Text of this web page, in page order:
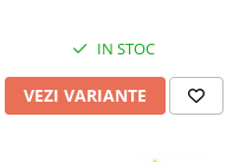
IN STOC
VEZI VARIANTE